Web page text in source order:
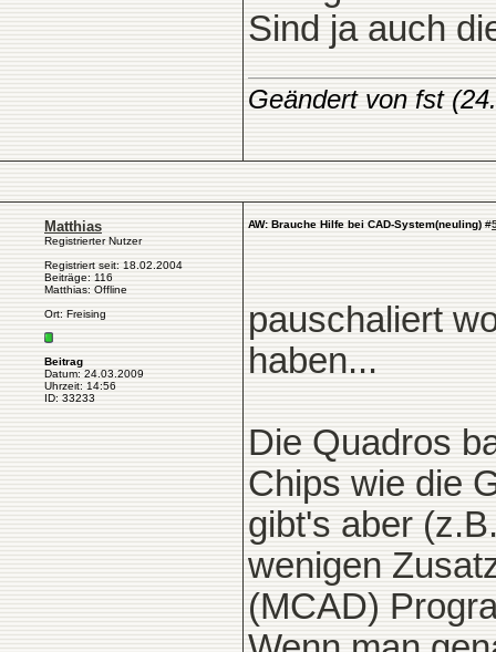
Sind ja auch
Geändert von fst
Matthias
Registrierter Nutzer
Registriert seit: 18.02.2004
Beiträge: 116
Matthias: Offline
Ort: Freising
Beitrag
Datum: 24.03.2009
Uhrzeit: 14:56
ID: 33233
AW: Brauche Hilfe bei CAD-System(neuling) #
pauschaliert
haben...
Die Quadros
Chips wie die
gibt's aber
wenigen
(MCAD)